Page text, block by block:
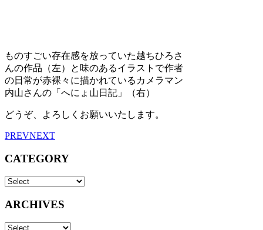
ものすごい存在感を放っていた越ちひろさ
んの作品（左）と味のあるイラストで作者
の日常が赤裸々に描かれているカメラマン
内山さんの「へにょ山日記」（右）
どうぞ、よろしくお願いいたします。
PREVNEXT
CATEGORY
ARCHIVES